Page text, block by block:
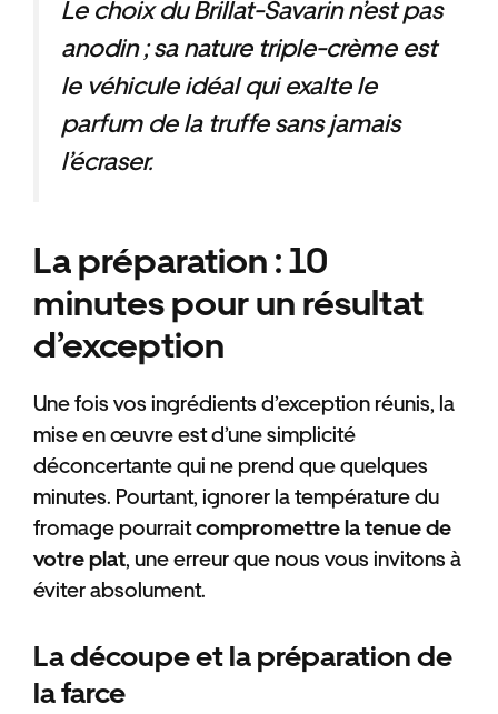
Le choix du Brillat-Savarin n’est pas
anodin ; sa nature triple-crème est
le véhicule idéal qui exalte le
parfum de la truffe sans jamais
l’écraser.
La préparation : 10
minutes pour un résultat
d’exception
Une fois vos ingrédients d’exception réunis, la
mise en œuvre est d’une simplicité
déconcertante qui ne prend que quelques
minutes. Pourtant, ignorer la température du
fromage pourraitcompromettre la tenue de
votre plat, une erreur que nous vous invitons à
éviter absolument.
La découpe et la préparation de
la farce